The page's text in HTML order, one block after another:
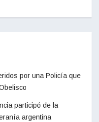
por una Policía que
participó de la
argentina